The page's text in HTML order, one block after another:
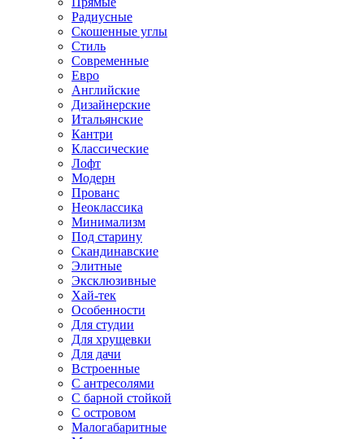
Радиусные
Скошенные углы
Стиль
Современные
Евро
Английские
Дизайнерские
Итальянские
Кантри
Классические
Лофт
Модерн
Прованс
Неоклассика
Минимализм
Под старину
Скандинавские
Элитные
Эксклюзивные
Хай-тек
Особенности
Для студии
Для хрущевки
Для дачи
Встроенные
С антресолями
С барной стойкой
С островом
Малогабаритные